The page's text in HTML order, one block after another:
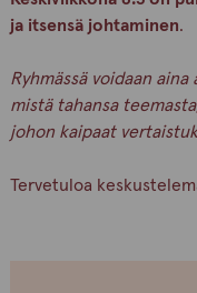
ja itsensä johtaminen.
Ryhmässä voidaan
mistä tahansa
johon kaipaat
Tervetuloa